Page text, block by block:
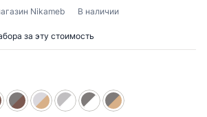
Nikameb В наличии
за эту стоимость